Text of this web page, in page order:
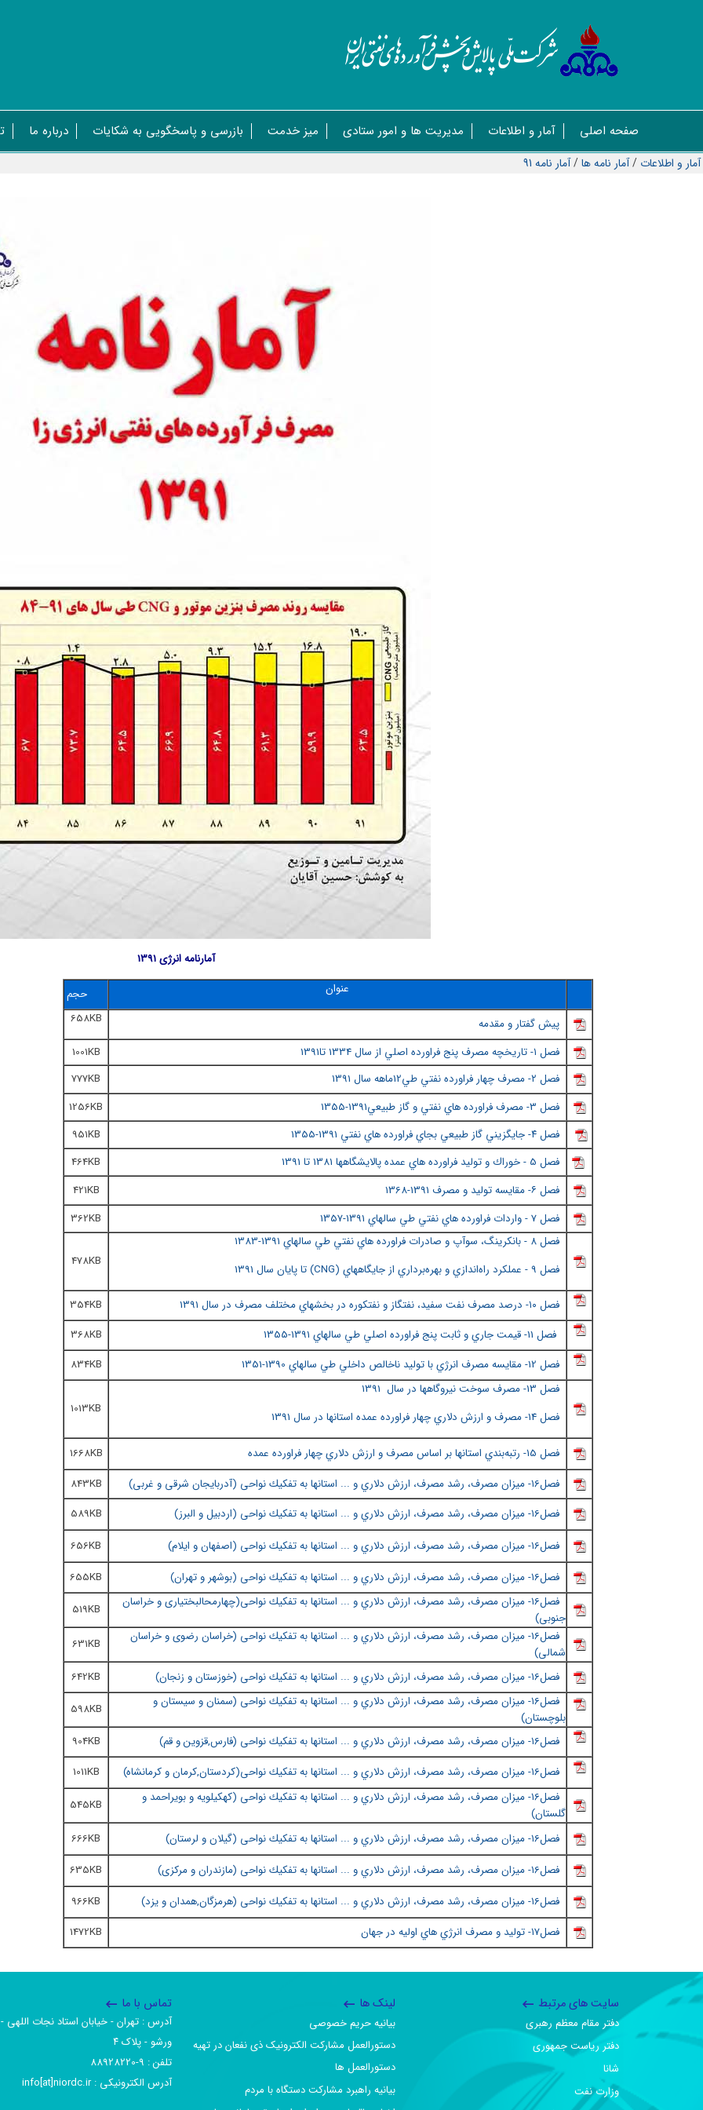
صفحه اصلی آمار و اطلاعات مدیریت ها و امور ستادی میز خدمت بازرسی و پاسخگویی به شکایات درباره ما
آمار و اطلاعات /آمار نامه ها/آمار نامه 91
آمارنامه انرژی 1391
عنوان
حجم
پيش گفتار و مقدمه
658KB
فصل ١- تاريخچه مصرف پنج فراورده اصلي از سال 1334 تا1391
1001KB
فصل ٢ - مصرف چهار فراورده نفتي طي12ماهه سال 1391
777KB
فصل 3- مصرف فراورده هاي نفتي و گاز طبيعي1391-1355
1256KB
فصل ٤ - جايگزيني گاز طبيعي بجاي فراورده هاي نفتي 1391-1355
951KB
فصل 5 - خوراك و توليد فراورده هاي عمده پالايشگاهها 1381 تا 1391
464KB
فصل ٦ - مقايسه توليد و مصرف 1391 -1368
421KB
فصل 7 - واردات فراورده هاي نفتي طي سالهاي 1391-135
7
362KB
فصل ٨
- بانكرينگ، سوآپ و صادرات فراورده هاي نفتي طي سالهاي 1391-1383
فصل 9 - عملكرد راه‌اندازي و بهره‌برداري از جايگاههاي (
CNG) تا پايان سال 1391
478KB
فصل ١٠ - درصد مصرف نفت سفيد، نفتگاز و نفتكوره در بخشهاي مختلف مصرف در سال 1391
354KB
فصل 11- قيمت جاري و ثابت پنج فراورده اصلي طي سالهاي 1391-1355
368KB
فصل 12- مقايسه مصرف انرژي با توليد ناخالص داخلي طي سالهاي 1390-1351
834KB
فصل 13- مصرف سوخت نیروگاهها در سال 1391
فصل14- مصرف و ارزش دلاري چهار فراورده عمده استانها در سال 1391
1013KB
فصل ١5 - رتبه‌بندي استانها بر اساس مصرف و ارزش دلاري چهار فراورده عمده
1668KB
فصل١6 - ميزان مصرف، رشد مصرف، ارزش دلاري و ... استانها به تفكيك نواحی (آدربایجان شرقی و غربی)
843KB
فصل١6- ميزان مصرف، رشد مصرف، ارزش دلاري و ... استانها به تفكيك نواحی (اردبیل و البرز)
589KB
فصل١6 -ميزان مصرف، رشد مصرف، ارزش دلاري و ... استانها به تفكيك نواحی (اصفهان و ایلام)
656KB
فصل١6 -ميزان مصرف، رشد مصرف، ارزش دلاري و ... استانها به تفكيك نواحی (بوشهر و تهران)
655KB
فصل١6 -ميزان مصرف، رشد مصرف، ارزش دلاري و ... استانها به تفكيك نواحی(چهارمحالبختیاری و خراسان
جنوبی)
519KB
فصل16 -ميزان مصرف، رشد مصرف، ارزش دلاري و ... استانها به تفكيك نواحی (خراسان رضوی و خراسان
شمالی)
631KB
فصل١6 -ميزان مصرف، رشد مصرف، ارزش دلاري و ... استانها به تفكيك نواحی (خوزستان و زنجان)
642KB
فصل١6 -ميزان مصرف، رشد مصرف، ارزش دلاري و ... استانها به تفكيك نواحی (سمنان و سیستان و
بلوچستان)
598KB
فصل١6 -ميزان مصرف، رشد مصرف، ارزش دلاري و ... استانها به تفكيك نواحی (فارس,قزوین و قم)
904KB
فصل١6 -ميزان مصرف، رشد مصرف، ارزش دلاري و ... استانها به تفكيك نواحی(کردستان,کرمان و کرمانشاه)
1011KB
فصل١6 -ميزان مصرف، رشد مصرف، ارزش دلاري و ... استانها به تفكيك نواحی (کهکیلویه و بویراحمد و
گلستان)
545KB
فصل١6 -ميزان مصرف، رشد مصرف، ارزش دلاري و ... استانها به تفكيك نواحی (گیلان و لرستان)
666KB
فصل١6 -ميزان مصرف، رشد مصرف، ارزش دلاري و ... استانها به تفكيك نواحی (مازندران و مرکزی)
635KB
فصل١6 -ميزان مصرف، رشد مصرف، ارزش دلاري و ... استانها به تفكيك نواحی (هرمزگان,همدان و یزد)
966KB
فصل١7 - توليد و مصرف انرژي هاي اوليه در جهان 1472KB
سایت های مرتبط
دفتر مقام معظم رهبری
دفتر ریاست جمهوری
شانا
وزارت نفت
لینک ها
بیانیه حریم خصوصی
دستورالعمل مشارکت الکترونیک ذی نفعان در تهیه
دستورالعمل ها
بیانیه راهبرد مشارکت دستگاه با مردم
تماس با ما
آدرس :‌ تهران - خیابان استاد نجات اللهی -
ورشو - پلاک ۴
تلفن :‌ 9-88928220
آدرس الکترونیکی :‌ info[at]niordc.ir